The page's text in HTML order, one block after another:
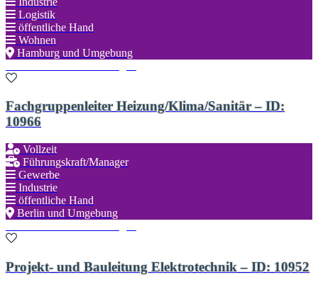
Logistik
öffentliche Hand
Wohnen
Hamburg und Umgebung
Fachgruppenleiter Heizung/Klima/Sanitär – ID:
10966
Vollzeit
Führungskraft/Manager
Gewerbe
Industrie
öffentliche Hand
Berlin und Umgebung
Projekt- und Bauleitung Elektrotechnik – ID: 10952